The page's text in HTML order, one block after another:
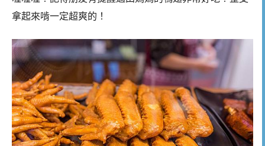
拿起來啃一定超爽的！